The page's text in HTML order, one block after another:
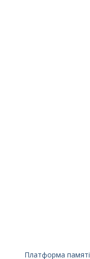
Платформа памяті